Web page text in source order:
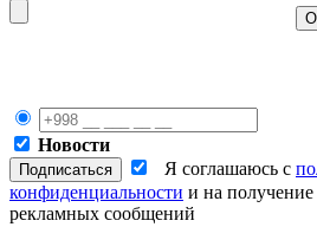
Новости
Я соглашаюсь с
конфиденциальности и на
рекламных сообщений